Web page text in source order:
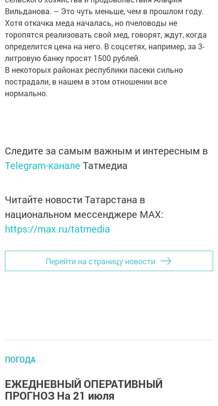
Вильданова. – Это чуть меньше, чем в прошлом году.
Хотя откачка меда началась, но пчеловоды не
торопятся реализовать свой мед, говорят, ждут, когда
определится цена на него. В соцсетях, например, за 3-
литровую банку просят 1500 рублей.
В некоторых районах республики пасеки сильно
пострадали, в нашем в этом отношении все
нормально.
Следите за самым важным и интересным в
Telegram-канале Татмедиа
Читайте новости Татарстана в
национальном мессенджере MАХ:
https://max.ru/tatmedia
Перейти на страницу новости
ПОГОДА
ЕЖЕДНЕВНЫЙ ОПЕРАТИВНЫЙ
ПРОГНОЗ На 21 июля